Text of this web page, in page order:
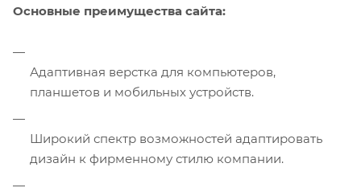
Основные преимущества сайта:
Адаптивная верстка для компьютеров,
планшетов и мобильных устройств.
Широкий спектр возможностей адаптировать
дизайн к фирменному стилю компании.